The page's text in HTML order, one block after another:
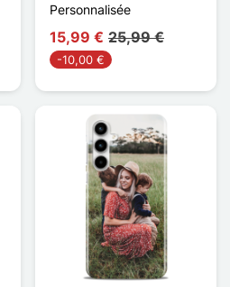
Personnalisée
15,99 € 25,99 €
-10,00 €